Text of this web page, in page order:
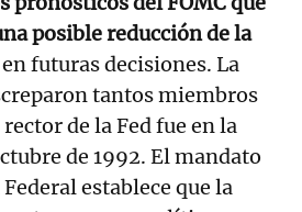
posible reducción de la
futuras decisiones. La
tantos miembros
de la Fed fue en la
de 1992. El mandato
establece que la